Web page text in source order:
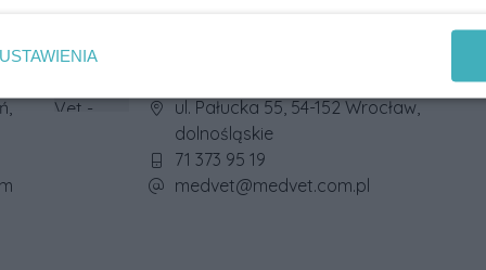
Adres firmy:
ul. Pałucka 55, 54-152 Wrocław,
dolnośląskie
Numer telefonu firmy:
71 373 95 19
Adres e-mail firmy:
medvet@medvet.com.pl
USTAWIENIA